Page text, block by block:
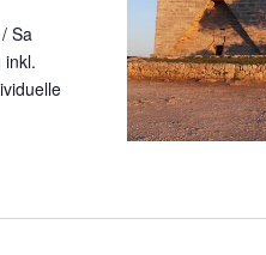
Sa
inkl.